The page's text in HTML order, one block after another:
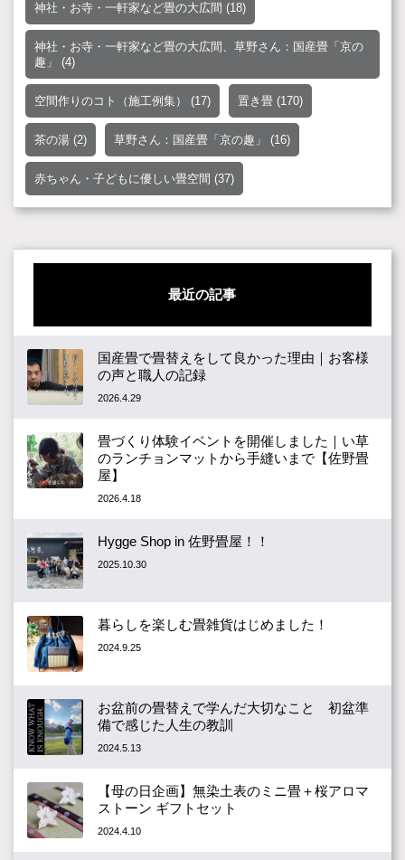
神社・お寺・一軒家など畳の大広間 (18)
神社・お寺・一軒家など畳の大広間、草野さん：国産畳「京の
趣」
(4)
空間作りのコト（施工例集） (17) 置き畳 (170)
茶の湯 (2) 草野さん：国産畳「京の趣」 (16)
赤ちゃん・子どもに優しい畳空間 (37)
最近の記事
国産畳で畳替えをして良かった理由｜お客様
の声と職人の記録
2026.4.29
畳づくり体験イベントを開催しました｜い草
のランチョンマットから手縫いまで【佐野畳
屋】
2026.4.18
Hygge Shop in 佐野畳屋！！
2025.10.30
暮らしを楽しむ畳雑貨はじめました！
2024.9.25
お盆前の畳替えで学んだ大切なこと 初盆準
備で感じた人生の教訓
2024.5.13
【母の日企画】無染土表のミニ畳＋桜アロマ
ストーン ギフトセット
2024.4.10